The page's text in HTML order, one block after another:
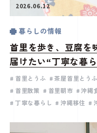
2026.06.12
暮らしの情報
首里を歩き、豆腐を
届けたい“丁寧な暮
首里とうふ 茶屋首里とうふ
首里散策
首里朝市 沖縄
丁寧な暮らし
沖縄移住